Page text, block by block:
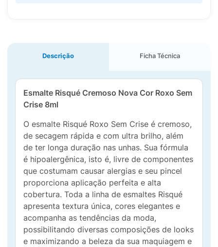
Descrição Ficha Técnica
Esmalte Risqué Cremoso Nova Cor Roxo Sem
Crise 8ml
O esmalte Risqué Roxo Sem Crise é cremoso,
de secagem rápida e com ultra brilho, além
de ter longa duração nas unhas. Sua fórmula
é hipoalergênica, isto é, livre de componentes
que costumam causar alergias e seu pincel
proporciona aplicação perfeita e alta
cobertura. Toda a linha de esmaltes Risqué
apresenta textura única, cores elegantes e
acompanha as tendências da moda,
possibilitando diversas composições de looks
e maximizando a beleza da sua maquiagem e